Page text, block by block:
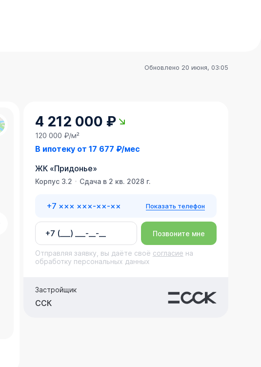
Обновлено 20 июня, 03:05
4 212 000 ₽
120 000 ₽/м²
В ипотеку от 17 677 ₽/мес
ЖК«Придонье»
Корпус 3.2 Сдача в 2 кв. 2028 г.
+7 ××× ×××-××-×× Показать телефон
Позвоните мне
Отправляя заявку, вы даёте своё согласие на
обработку персональных данных
Застройщик
ССК